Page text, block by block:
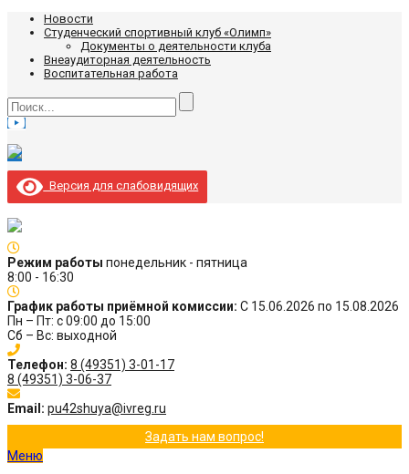
Новости
Студенческий спортивный клуб «Олимп»
Документы о деятельности клуба
Внеаудиторная деятельность
Воспитательная работа
Версия для слабовидящих
Режим работы понедельник - пятница
8:00 - 16:30
График работы приёмной комиссии: С 15.06.2026 по 15.08.2026
Пн – Пт: с 09:00 до 15:00
Сб – Вс: выходной
Телефон: 8 (49351) 3-01-17
8 (49351) 3-06-37
Email: pu42shuya@ivreg.ru
Задать нам вопрос!
Меню